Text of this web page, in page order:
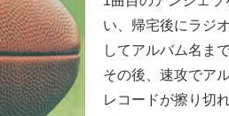
い、帰宅後にラジ
してアルバム名ま
その後、速攻でア
レコードが擦り切